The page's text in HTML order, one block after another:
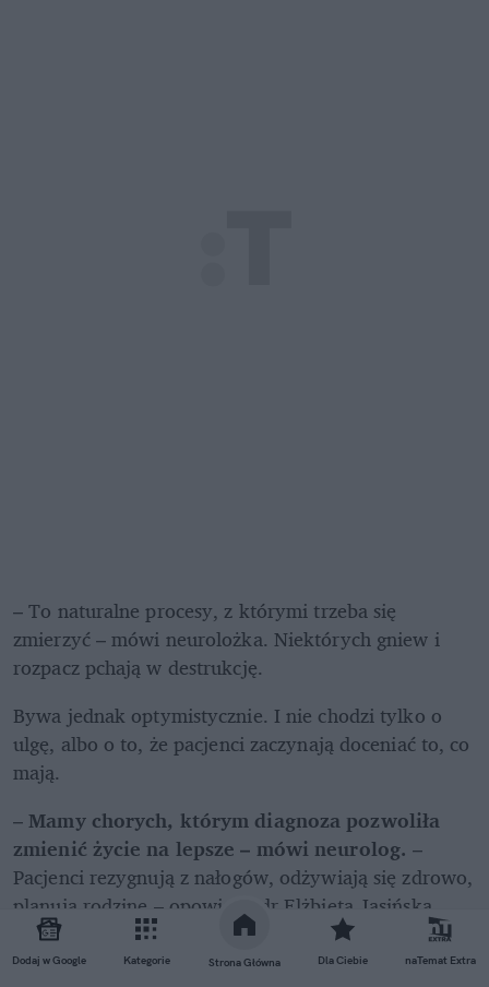
Dodaj w Google Kategorie Strona Główna Dla Ciebie naTemat Extra
– To naturalne procesy, z którymi trzeba się
zmierzyć – mówi neurolożka. Niektórych gniew i
rozpacz pchają w destrukcję.
Bywa jednak optymistycznie. I nie chodzi tylko o
ulgę, albo o to, że pacjenci zaczynają doceniać to, co
mają.
– Mamy chorych, którym diagnoza pozwoliła
zmienić życie na lepsze – mówi neurolog. –
Pacjenci rezygnują z nałogów, odżywiają się zdrowo,
planują rodzinę – opowiada dr Elżbieta Jasińska.
I podkreśla, że trudną rozmowę ułatwia informacja o